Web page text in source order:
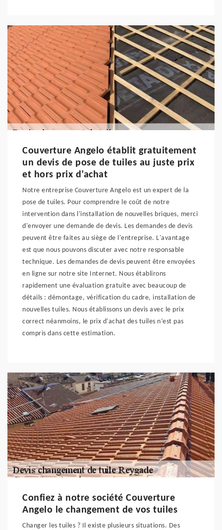
Couverture Angelo établit gratuitement
un devis de pose de tuiles au juste prix
et hors prix d’achat
Notre entreprise Couverture Angelo est un expert de la
pose de tuiles. Pour comprendre le coût de notre
intervention dans l'installation de nouvelles briques, merci
d'envoyer une demande de devis. Les demandes de devis
peuvent être faites au siège de l'entreprise. L'avantage
est que nous pouvons discuter avec notre responsable
technique. Les demandes de devis peuvent être envoyées
en ligne sur notre site Internet. Nous établirons
rapidement une évaluation gratuite avec beaucoup de
détails : démontage, vérification du cadre, installation de
nouvelles tuiles. Nous établissons un devis avec le prix
correct néanmoins, le prix d'achat des tuiles n’est pas
compris dans cette estimation.
Confiez à notre société Couverture
Angelo le changement de vos tuiles
Changer les tuiles ? Il existe plusieurs situations. Des